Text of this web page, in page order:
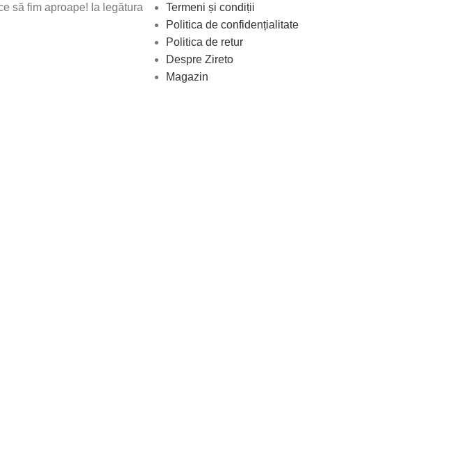
să fim aproape! Ia legătura
Termeni și condiții
Politica de confidențialitate
Politica de retur
Despre Zireto
Magazin